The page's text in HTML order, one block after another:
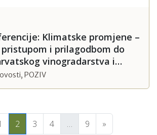
Klimatske promjene –
i prilagodbom do
vinogradarstva i
, POZIV
2 3 4 … 9 »